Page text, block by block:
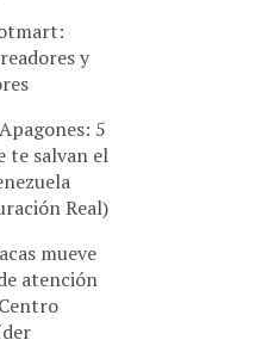
y
5
te salvan el
Real)
mueve
atención